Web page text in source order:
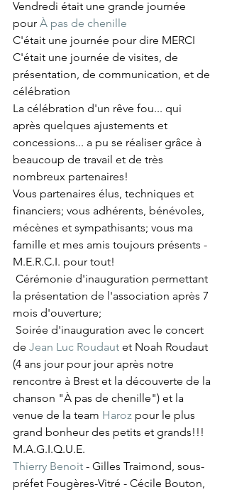
Vendredi était une grande journée
pour À pas de chenille
C'était une journée pour dire MERCI
C'était une journée de visites, de
présentation, de communication, et de
célébration
La célébration d'un rêve fou... qui
après quelques ajustements et
concessions... a pu se réaliser grâce à
beaucoup de travail et de très
nombreux partenaires!
Vous partenaires élus, techniques et
financiers; vous adhérents, bénévoles,
mécènes et sympathisants; vous ma
famille et mes amis toujours présents -
M.E.R.C.I. pour tout!
la présentation de l'association après 7
mois d'ouverture;
de Jean Luc Roudaut et Noah Roudaut
(4 ans jour pour jour après notre
rencontre à Brest et la découverte de la
chanson "À pas de chenille") et la
venue de la team Haroz pour le plus
grand bonheur des petits et grands!!!
M.A.G.I.Q.U.E.
Thierry Benoit - Gilles Traimond, sous-
préfet Fougères-Vitré - Cécile Bouton,